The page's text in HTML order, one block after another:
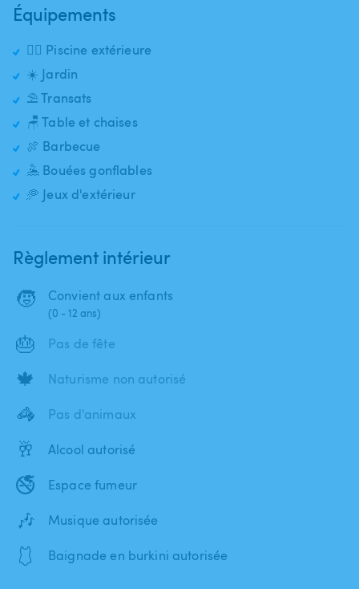
Équipements
🏊‍♂️ Piscine extérieure
☀️ Jardin
⛱️ Transats
🪑 Table et chaises
🍖 Barbecue
🤽 Bouées gonflables
🥏 Jeux d'extérieur
Règlement intérieur
🧒 Convient aux enfants
(0 - 12 ans)
🎂 Pas de fête
🍁 Naturisme non autorisé
🦓 Pas d'animaux
🥂 Alcool autorisé
🚭 Espace fumeur
🎶 Musique autorisée
🩱 Baignade en burkini autorisée